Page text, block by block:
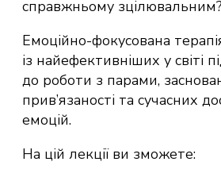
справжньому зцілювальним?
Емоційно-фокусована
із найефективніших у світі
до роботи з парами,
прив’язаності та сучасних
емоцій.
На цій лекції ви зможете: